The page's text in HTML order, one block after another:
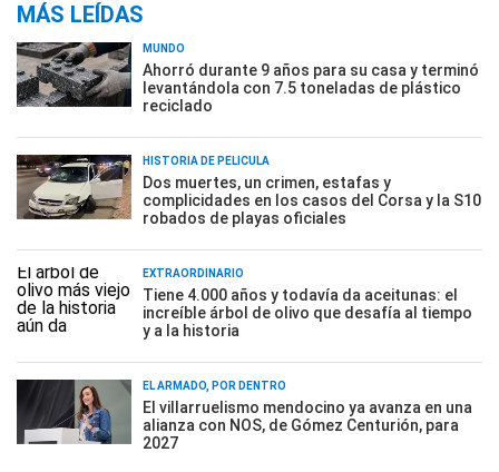
MÁS LEÍDAS
MUNDO
Ahorró durante 9 años para su casa y terminó
levantándola con 7.5 toneladas de plástico
reciclado
HISTORIA DE PELÍCULA
Dos muertes, un crimen, estafas y
complicidades en los casos del Corsa y la S10
robados de playas oficiales
EXTRAORDINARIO
Tiene 4.000 años y todavía da aceitunas: el
increíble árbol de olivo que desafía al tiempo
y a la historia
EL ARMADO, POR DENTRO
El villarruelismo mendocino ya avanza en una
alianza con NOS, de Gómez Centurión, para
2027